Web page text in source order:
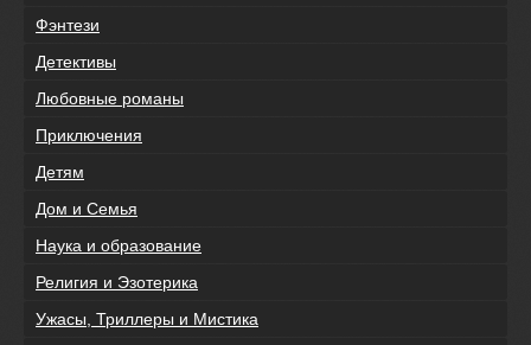
Фэнтези
Детективы
Любовные романы
Приключения
Детям
Дом и Семья
Наука и образование
Религия и Эзотерика
Ужасы, Триллеры и Мистика